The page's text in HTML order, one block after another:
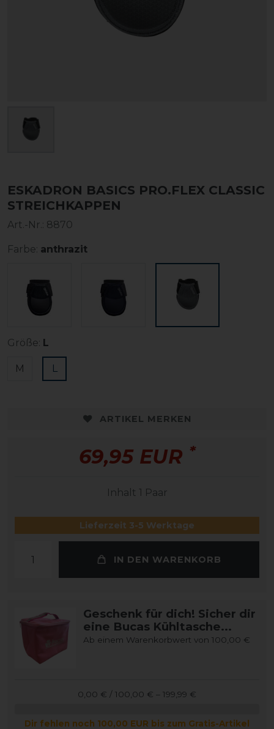
ESKADRON BASICS PRO.FLEX CLASSIC
STREICHKAPPEN
Art.-Nr.: 8870
Farbe: anthrazit
Größe: L
M L
ARTIKEL MERKEN
69,95 EUR *
Inhalt 1 Paar
Lieferzeit 3-5 Werktage
IN DEN WARENKORB
Geschenk für dich! Sicher dir
eine Bucas Kühltasche...
Ab einem Warenkorbwert von 100,00 €
0,00 € / 100,00 € – 199,99 €
Dir fehlen noch 100,00 EUR bis zum Gratis-Artikel